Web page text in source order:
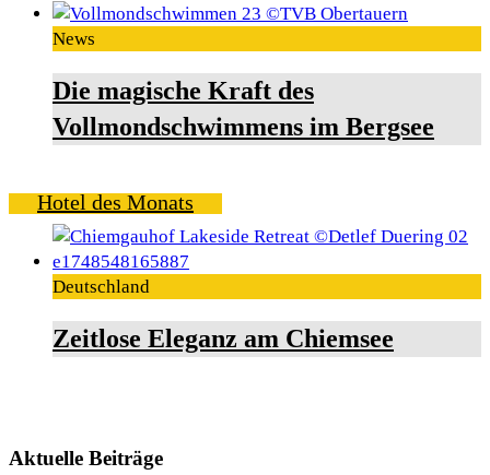
Beiträge
News
Die magische Kraft des
Vollmondschwimmens im Bergsee
Hotel des Monats
Deutschland
Zeitlose Eleganz am Chiemsee
Aktuelle Beiträge